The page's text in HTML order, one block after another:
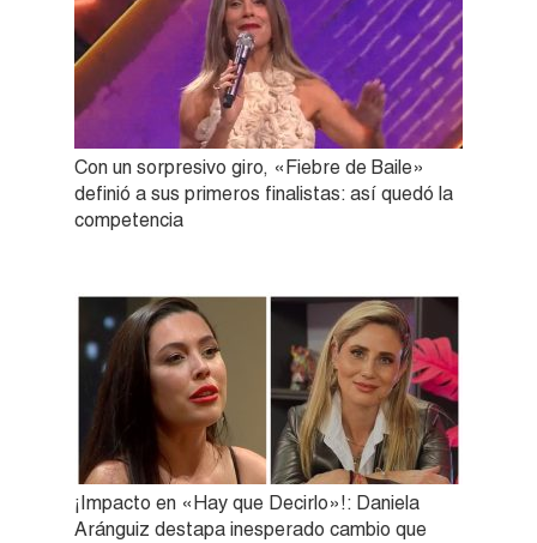
Con un sorpresivo giro, «Fiebre de Baile»
definió a sus primeros finalistas: así quedó la
competencia
¡Impacto en «Hay que Decirlo»!: Daniela
Aránguiz destapa inesperado cambio que